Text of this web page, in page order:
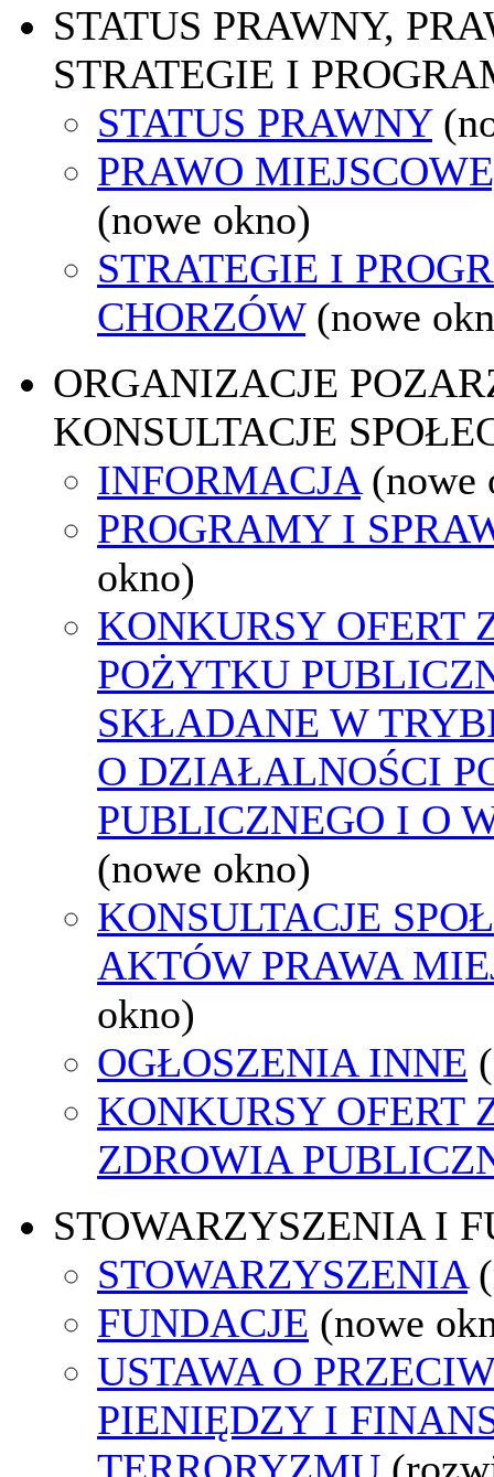
STATUS PRAWNY,
STRATEGIE I
STATUS PRAWNY
PRAWO
(nowe okno)
STRATEGIE I
CHORZÓW (nowe
ORGANIZACJE
KONSULTACJE
INFORMACJA (nowe
PROGRAMY I
okno)
KONKURSY OFERT
POŻYTKU
SKŁADANE W
O DZIAŁALNOŚCI
PUBLICZNEGO I O
(nowe okno)
KONSULTACJE
AKTÓW PRAWA
okno)
OGŁOSZENIA INNE
KONKURSY OFERT
ZDROWIA
STOWARZYSZENIA I
STOWARZYSZENIA
FUNDACJE (nowe
USTAWA O
PIENIĘDZY I